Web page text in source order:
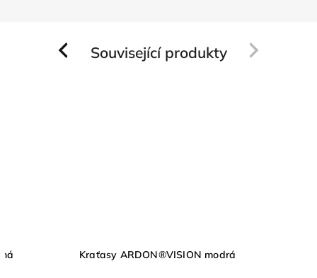
Související produkty
Previous
Kraťasy ARDON®VISION modrá
Next